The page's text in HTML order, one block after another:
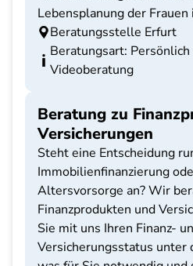
Lebensplanung der
Beratungsstelle Erfurt
Beratungsart:
Videoberatung
Beratung zu
Versicherungen
Steht eine Entscheidung
Immobilienfinanzierung
Altersvorsorge an? Wir
Finanzprodukten und
Sie mit uns Ihren Finanz-
Versicherungsstatus unter